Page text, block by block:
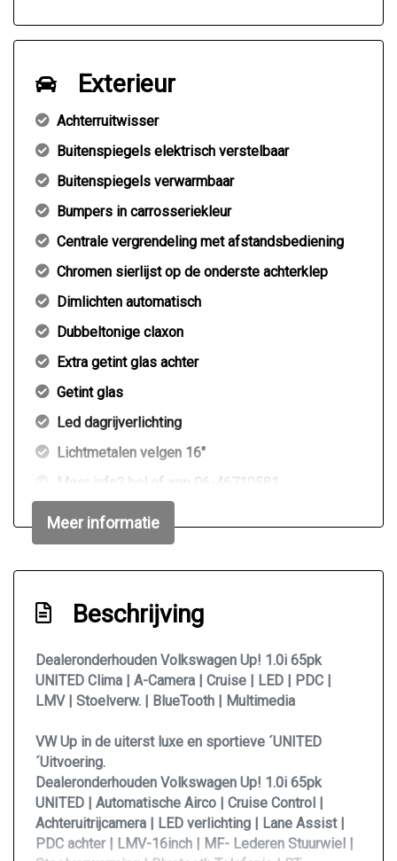
Exterieur
Achterruitwisser
Buitenspiegels elektrisch verstelbaar
Buitenspiegels verwarmbaar
Bumpers in carrosseriekleur
Centrale vergrendeling met afstandsbediening
Chromen sierlijst op de onderste achterklep
Dimlichten automatisch
Dubbeltonige claxon
Extra getint glas achter
Getint glas
Led dagrijverlichting
Lichtmetalen velgen 16"
Meer info? bel of app 06-46710581
Metaalkleur
Mistlampen voor adaptief
Parkeersensor achter
Sportonderstel
Interieur
Achterbank in delen neerklapbaar
Airco
Airco automatisch
Bestuurdersstoel in hoogte verstelbaar
Elektrische ramen voor
Meer informatie
Beschrijving
Dealeronderhouden Volkswagen Up! 1.0i 65pk
UNITED Clima | A-Camera | Cruise | LED | PDC |
LMV | Stoelverw. | BlueTooth | Multimedia
VW Up in de uiterst luxe en sportieve ´UNITED
´Uitvoering.
Dealeronderhouden Volkswagen Up! 1.0i 65pk
UNITED | Automatische Airco | Cruise Control |
Achteruitrijcamera | LED verlichting | Lane Assist |
PDC achter | LMV-16inch | MF- Lederen Stuurwiel |